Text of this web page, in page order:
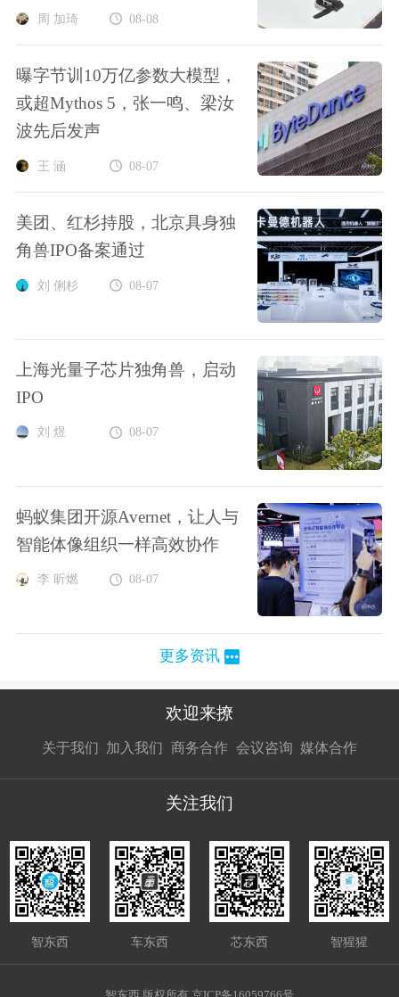
周 加琦 08-08
曝字节训10万亿参数大模型，
或超Mythos 5，张一鸣、梁汝
波先后发声
王 涵 08-07
美团、红杉持股，北京具身独
角兽IPO备案通过
刘 俐杉 08-07
上海光量子芯片独角兽，启动
IPO
刘 煜 08-07
蚂蚁集团开源Avernet，让人与
智能体像组织一样高效协作
李 昕燃 08-07
更多资讯
欢迎来撩
关于我们 加入我们
接扔简历
商务合作
接开聊
会议咨询 媒体合作
接开聊
关注我们
智东西 车东西 芯东西 智猩猩